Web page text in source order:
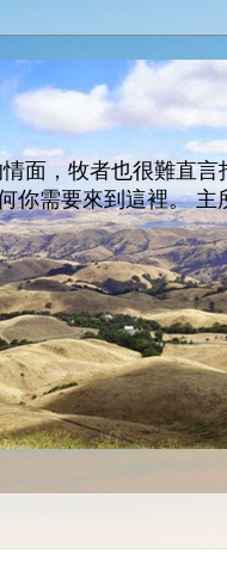
面，牧者也很難直
需要來到這裡。